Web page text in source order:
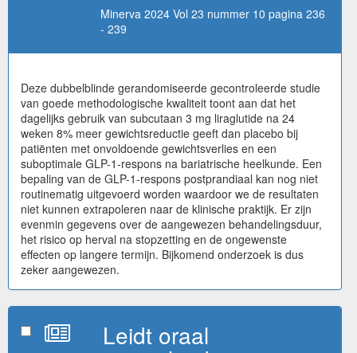
Minerva 2024 Vol 23 nummer 10 pagina 236
- 239
Deze dubbelblinde gerandomiseerde gecontroleerde studie
van goede methodologische kwaliteit toont aan dat het
dagelijks gebruik van subcutaan 3 mg liraglutide na 24
weken 8% meer gewichtsreductie geeft dan placebo bij
patiënten met onvoldoende gewichtsverlies en een
suboptimale GLP-1-respons na bariatrische heelkunde. Een
bepaling van de GLP-1-respons postprandiaal kan nog niet
routinematig uitgevoerd worden waardoor we de resultaten
niet kunnen extrapoleren naar de klinische praktijk. Er zijn
evenmin gegevens over de aangewezen behandelingsduur,
het risico op herval na stopzetting en de ongewenste
effecten op langere termijn. Bijkomend onderzoek is dus
zeker aangewezen.
Leidt oraal